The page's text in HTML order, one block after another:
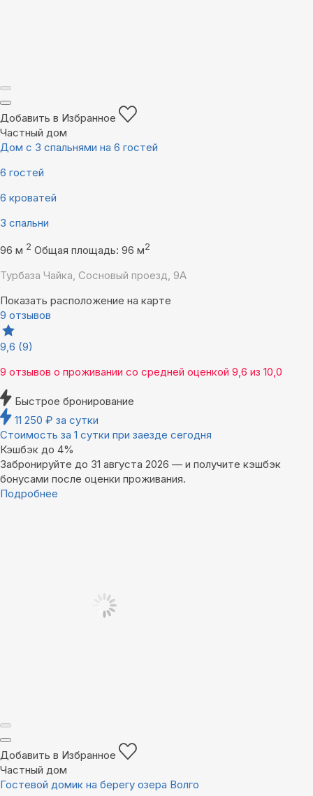
Добавить в Избранное
Частный дом
Дом с 3 спальнями на 6 гостей
6 гостей
6 кроватей
3 спальни
96 м 2 Общая площадь: 96 м2
Турбаза Чайка, Сосновый проезд, 9А
Показать расположение на карте
9 отзывов
9,6 (9)
9 отзывов о проживании со средней оценкой 9,6 из 10,0
Быстрое бронирование
11 250 ₽ за сутки
Стоимость за 1 сутки при заезде сегодня
Кэшбэк до 4%
Забронируйте до 31 августа 2026 — и получите кэшбэк
бонусами после оценки проживания.
Подробнее
Добавить в Избранное
Частный дом
Гостевой домик на берегу озера Волго